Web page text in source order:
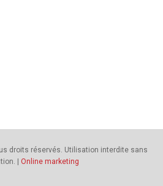
droits réservés. Utilisation interdite sans
| Online marketing